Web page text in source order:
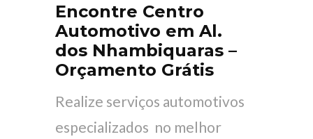
Encontre Centro
Automotivo em Al.
dos Nhambiquaras –
Orçamento Grátis
Realize serviços automotivos
especializados no melhor